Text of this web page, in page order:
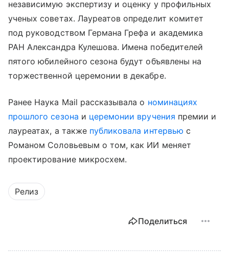
независимую экспертизу и оценку у профильных
ученых советах. Лауреатов определит комитет
под руководством Германа Грефа и академика
РАН Александра Кулешова. Имена победителей
пятого юбилейного сезона будут объявлены на
торжественной церемонии в декабре.
Ранее Наука Mail рассказывала о номинациях
прошлого сезона и церемонии вручения премии и
лауреатах, а также публиковала интервью с
Романом Соловьевым о том, как ИИ меняет
проектирование микросхем.
Релиз
Поделиться